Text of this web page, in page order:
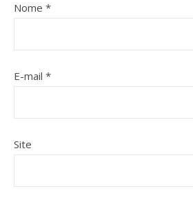
Nome *
E-mail *
Site